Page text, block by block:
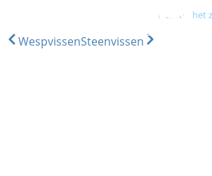
home» het
WespvissenSteenvissen